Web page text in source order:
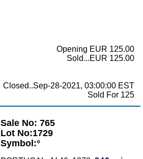
Opening EUR 125.00
Sold...EUR 125.00
Closed..Sep-28-2021, 03:00:00 EST
Sold For 125
Sale No: 765
Lot No:1729
Symbol:°